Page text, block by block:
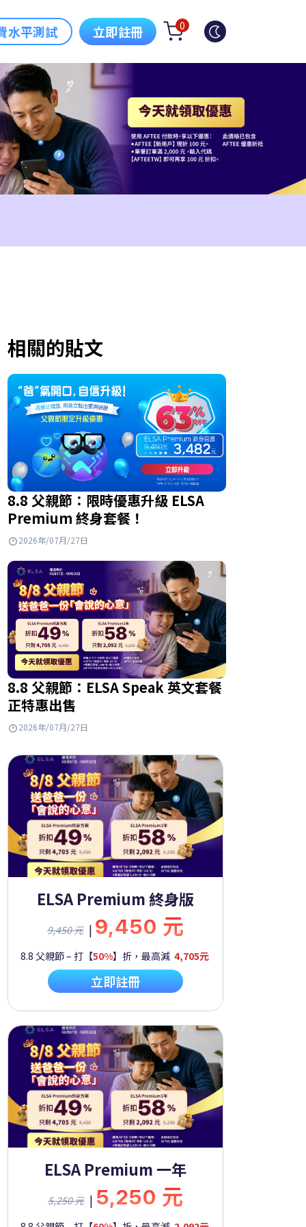
水平測試 立即註冊 0
相關的貼文
8.8 父親節：限時優惠升級 ELSA
Premium 終身套餐！
2026年/07月/27日
8.8 父親節：ELSA Speak 英文套餐
正特惠出售
2026年/07月/27日
ELSA Premium 終身版
9,450 元 | 9,450 元
8.8 父親節 – 打【50%】折，最高減 4,705元
立即註冊
ELSA Premium 一年
5,250 元 | 5,250 元